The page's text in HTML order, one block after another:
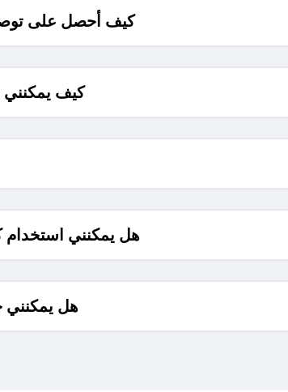
كيف أحصل على
كيف يمكنني
هل يمكنني
هل